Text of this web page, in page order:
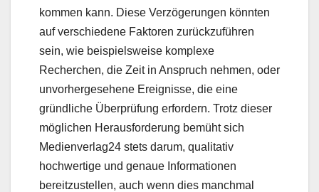
kommen kann. Diese Verzögerungen könnten
auf verschiedene Faktoren zurückzuführen
sein, wie beispielsweise komplexe
Recherchen, die Zeit in Anspruch nehmen, oder
unvorhergesehene Ereignisse, die eine
gründliche Überprüfung erfordern. Trotz dieser
möglichen Herausforderung bemüht sich
Medienverlag24 stets darum, qualitativ
hochwertige und genaue Informationen
bereitzustellen, auch wenn dies manchmal